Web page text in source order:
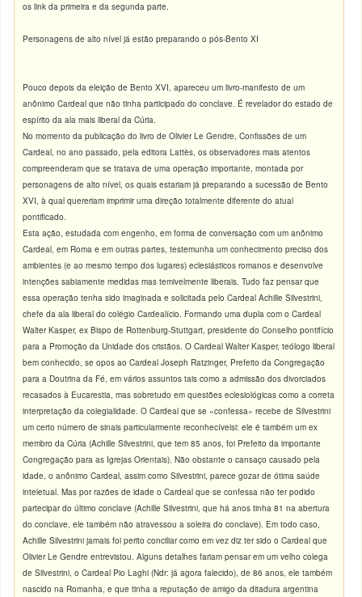
os link da primeira e da segunda parte.
Personagens de alto nível já estão preparando o pós-Bento XI
Pouco depois da eleição de Bento XVI, apareceu um livro-manifesto de um
anônimo Cardeal que não tinha participado do conclave. É revelador do estado de
espírito da ala mais liberal da Cúria.
No momento da publicação do livro de Olivier Le Gendre, Confissões de um
Cardeal, no ano passado, pela editora Lattès, os observadores mais atentos
compreenderam que se tratava de uma operação importante, montada por
personagens de alto nível, os quais estariam já preparando a sucessão de Bento
XVI, à qual quereriam imprimir uma direção totalmente diferente do atual
pontificado.
Esta ação, estudada com engenho, em forma de conversação com um anônimo
Cardeal, em Roma e em outras partes, testemunha um conhecimento preciso dos
ambientes (e ao mesmo tempo dos lugares) eclesiásticos romanos e desenvolve
intenções sabiamente medidas mas temivelmente liberais. Tudo faz pensar que
essa operação tenha sido imaginada e solicitada pelo Cardeal Achille Silvestrini,
chefe da ala liberal do colégio Cardealício. Formando uma dupla com o Cardeal
Walter Kasper, ex Bispo de Rottenburg-Stuttgart, presidente do Conselho pontifício
para a Promoção da Unidade dos cristãos. O Cardeal Walter Kasper, teólogo liberal
bem conhecido, se opos ao Cardeal Joseph Ratzinger, Prefeito da Congregação
para a Doutrina da Fé, em vários assuntos tais como a admissão dos divorciados
recasados à Eucarestia, mas sobretudo em questões eclesiológicas como a correta
interpretação da colegialidade. O Cardeal que se «confessa» recebe de Silvestrini
um certo número de sinais particularmente reconhecíveisi: ele é também um ex
membro da Cúria (Achille Silvestrini, que tem 85 anos, foi Prefeito da importante
Congregação para as Igrejas Orientais). Não obstante o cansaço causado pela
idade, o anônimo Cardeal, assim como Silvestrini, parece gozar de ótima saúde
inteletual. Mas por razões de idade o Cardeal que se confessa não ter podido
partecipar do último conclave (Achille Silvestrini, que há anos tinha 81 na abertura
do conclave, ele também não atravessou a soleira do conclave). Em todo caso,
Achille Silvestrini jamais foi perito conciliar como em vez diz ter sido o Cardeal que
Olivier Le Gendre entrevistou. Alguns detalhes fariam pensar em um velho colega
de Silvestrini, o Cardeal Pio Laghi (Ndr: já agora falecido), de 86 anos, ele também
nascido na Romanha, e que tinha a reputação de amigo da ditadura argentina